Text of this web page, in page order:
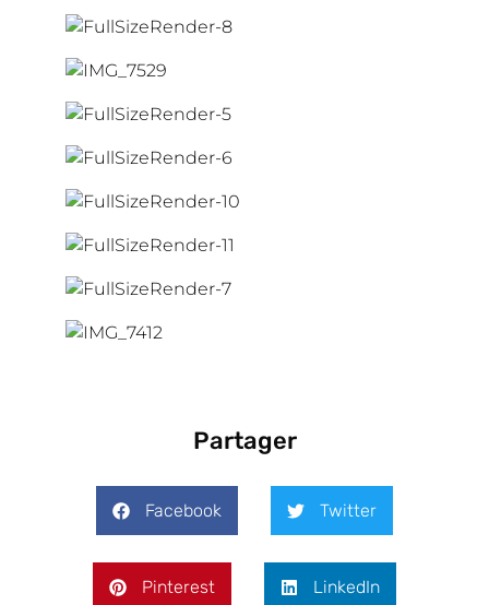
Partager
Facebook Twitter
Pinterest LinkedIn